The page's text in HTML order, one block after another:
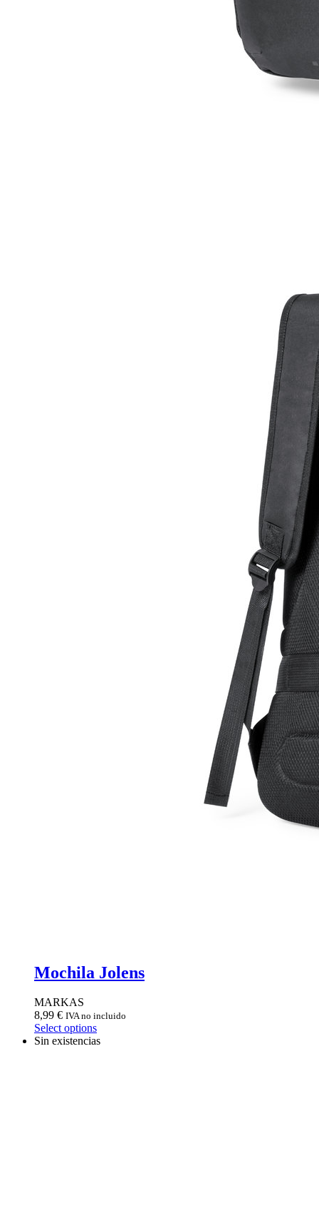
Mochila Jolens
MARKAS
8,99 € IVA no incluido
Select options
Sin existencias